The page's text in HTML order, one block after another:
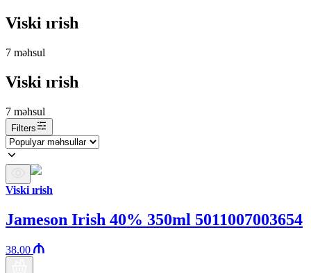
Viski ırish
7 məhsul
Viski ırish
7 məhsul
Filters
Viski ırish
Jameson Irish 40% 350ml 5011007003654
38.00